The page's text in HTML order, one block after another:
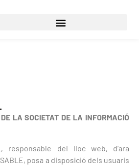
LA SOCIETAT DE LA INFORMACIÓ
responsable del lloc web, d’ara
posa a disposició dels usuaris